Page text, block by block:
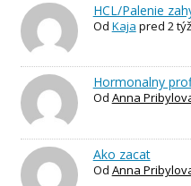
HCL/Palenie
Od Kaja pred 2
Hormonalny
Od Anna
Ako zacat
Od Anna